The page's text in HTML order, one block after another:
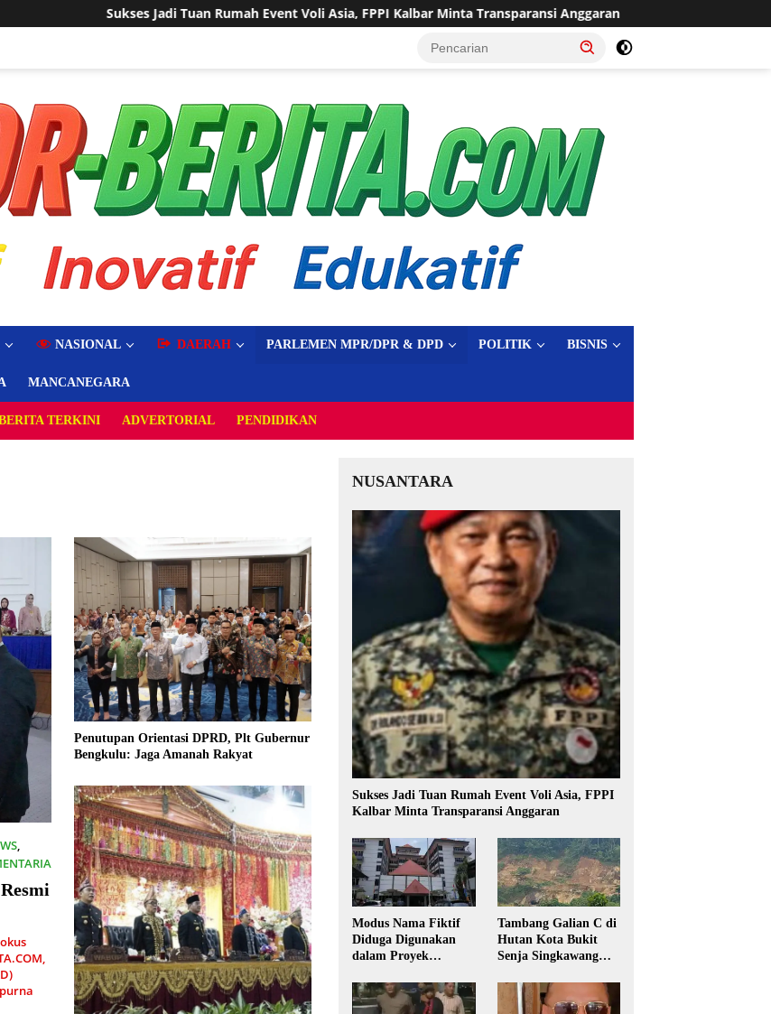
Sukses Jadi Tuan Rumah Event Voli Asia, FPPI Kalbar Minta Transparansi Anggaran Sering Dilanda Genangan,
NASIONAL DAERAH PARLEMEN MPR/DPR & DPD POLITIK BISNIS
MANCANEGARA
TERKINI ADVERTORIAL PENDIDIKAN
,
Penutupan Orientasi DPRD, Plt Gubernur
Bengkulu: Jaga Amanah Rakyat
NUSANTARA
Sukses Jadi Tuan Rumah Event Voli Asia, FPPI
Kalbar Minta Transparansi Anggaran
Modus Nama Fiktif
Diduga Digunakan
dalam Proyek
Tambang Galian C di
Hutan Kota Bukit
Senja Singkawang